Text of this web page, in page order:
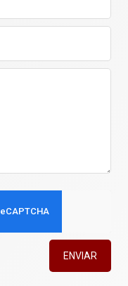
ENVIAR